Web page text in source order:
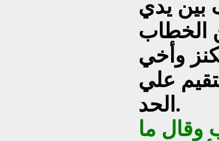
بين يدي
الخطاب
وأخي
علي
الحد.
وقال ما